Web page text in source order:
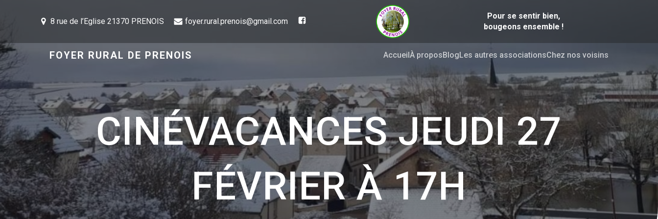
8 rue de l’Eglise 21370 PRENOIS foyer.rural.prenois@gmail.com
Pour se sentir bien,
bougeons ensemble !
FOYER RURAL DE PRENOIS AccueilÀ proposBlogLes autres associationsChez nos voisins
CINÉVACANCES JEUDI 27
FÉVRIER À 17H